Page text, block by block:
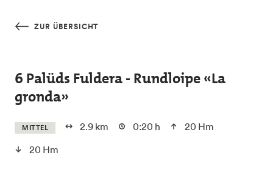
ZUR ÜBERSICHT
6 Palüds Fuldera - Rundloipe «La
gronda»
MITTEL 2.9 km 0:20 h
20 Hm
20 Hm